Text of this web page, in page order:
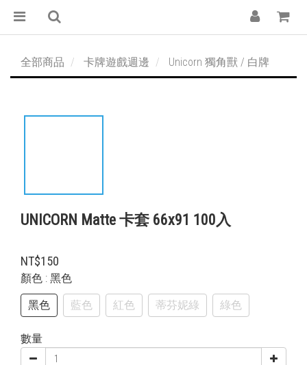
全部商品 卡牌遊戲週邊 Unicorn 獨角獸 / 白牌
UNICORN Matte 卡套 66x91 100入
NT$150
顏色 : 黑色
黑色 藍色 紅色 蒂芬妮綠 綠色
數量